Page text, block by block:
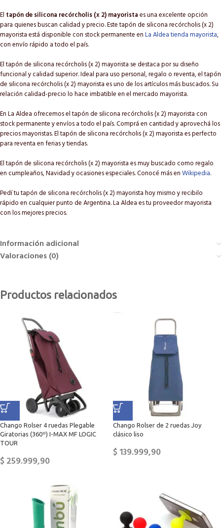
El tapón de silicona recórcholis (x 2) mayoristaes una excelente opción
para quienes buscan calidad y precio. Este tapón de silicona recórcholis (x 2)
mayorista está disponible con stock permanente enLa Aldea tienda mayorista,
con envío rápido a todo el país.
El tapón de silicona recórcholis (x 2) mayorista se destaca por su diseño
funcional y calidad superior. Ideal para uso personal, regalo o reventa, el tapón
de silicona recórcholis (x 2) mayorista es uno de los artículos más buscados. Su
relación calidad-precio lo hace imbatible en el mercado mayorista.
En La Aldea ofrecemos el tapón de silicona recórcholis (x 2) mayorista con
stock permanente y envíos a todo el país. Comprá en cantidad y aprovechá los
precios mayoristas. El tapón de silicona recórcholis (x 2) mayorista es perfecto
para reventa en ferias y tiendas.
El tapón de silicona recórcholis (x 2) mayorista es muy buscado como regalo
en cumpleaños, Navidad y ocasiones especiales. Conocé más enWikipedia.
Pedí tu tapón de silicona recórcholis (x 2) mayorista hoy mismo y recibilo
rápido en cualquier punto de Argentina. La Aldea es tu proveedor mayorista
con los mejores precios.
Información adicional
Valoraciones (0)
Productos relacionados
Chango Rolser 4 ruedas Plegable
Giratorias (360º) I-MAX MF LOGIC
TOUR
$259.999,90
Chango Rolser de 2 ruedas Joy
clásico liso
$139.999,90